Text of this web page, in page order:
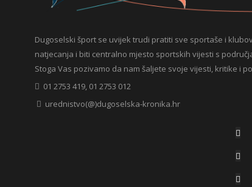
Dugoselski šport se uvijek trudi pratiti sve sportaše i
natjecanja i biti centralno mjesto sportskih vijesti s
Stoga Vas pozivamo da nam šaljete svoje vijesti, kritike i
01 2753 419, 01 2753 012
urednistvo(@)dugoselska-kronika.hr